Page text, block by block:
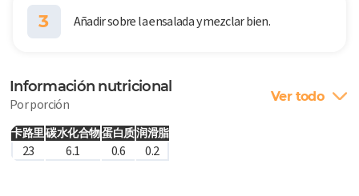
3 Añadir sobre la ensalada y mezclar bien.
Información nutricional
Por porción Ver todo
卡路里碳水化合物蛋白质润滑脂
23 6.1 0.6 0.2